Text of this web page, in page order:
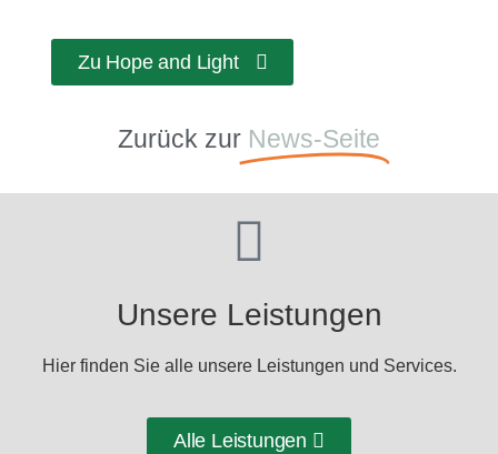
Zu Hope and Light
Zurück zur News-Seite
Unsere Leistungen
Hier finden Sie alle unsere Leistungen und Services.
Alle Leistungen